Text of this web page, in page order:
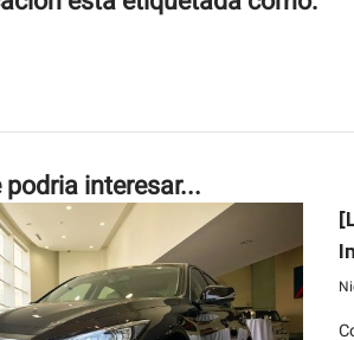
interesar...